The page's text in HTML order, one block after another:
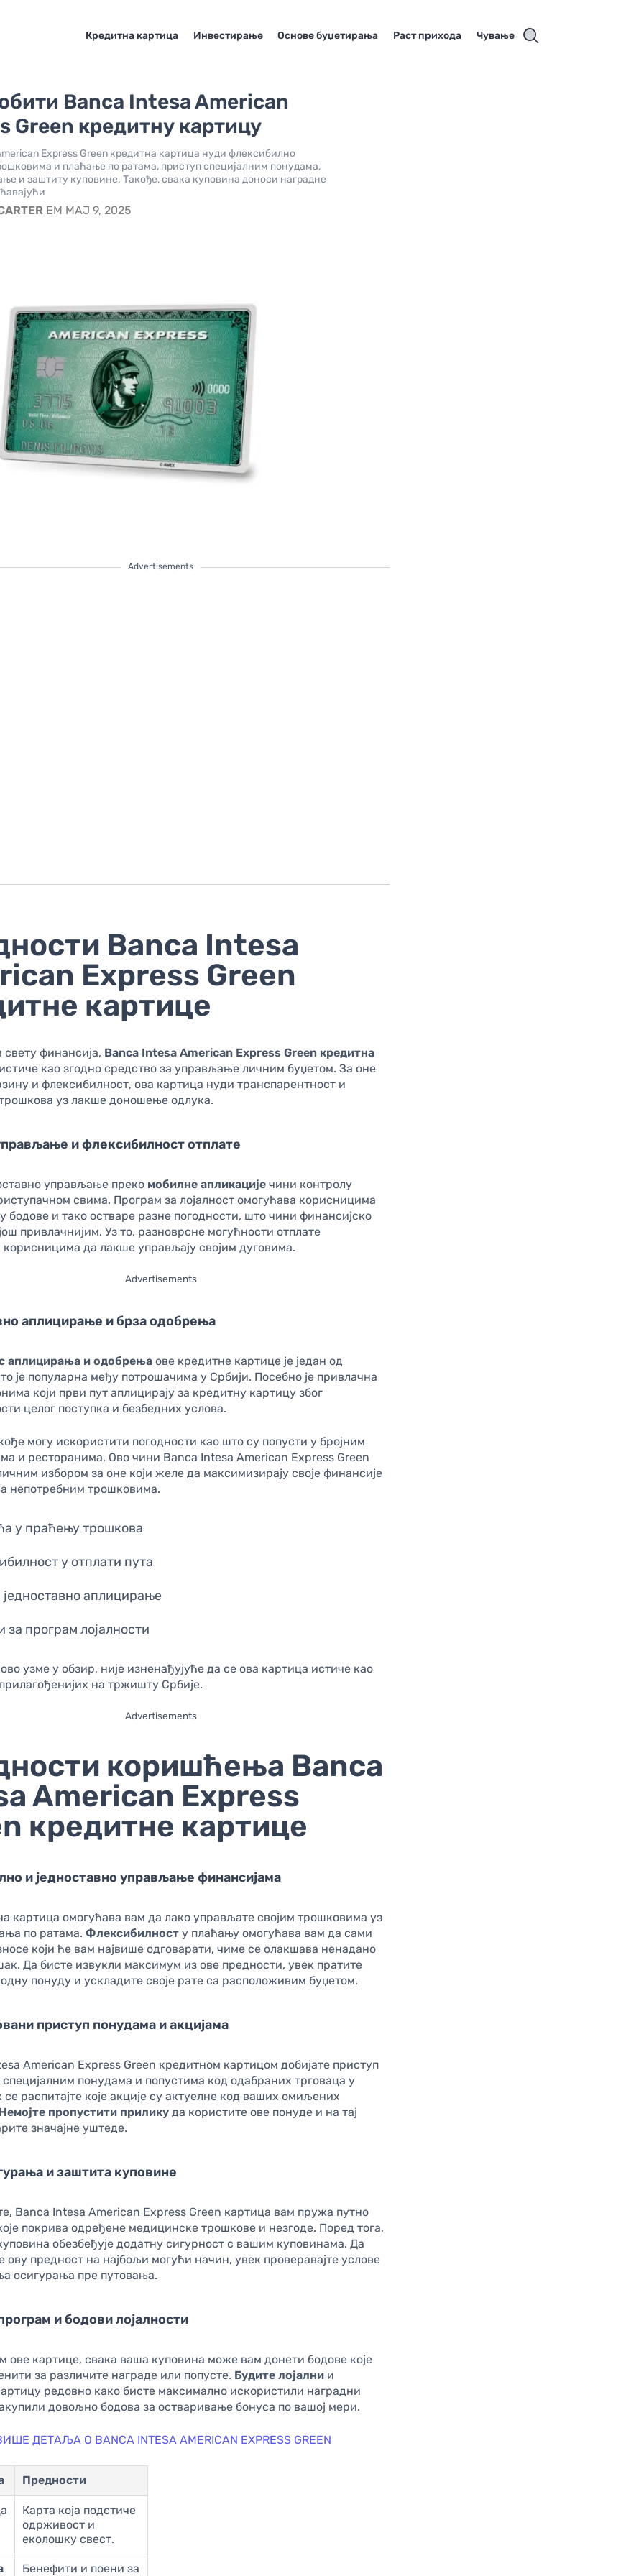
Кредитна картица Инвестирање Основе буџетирања Раст прихода Чување
Banca Intesa American
Green кредитну картицу
Express Green кредитна картица нуди флексибилно
и плаћање по ратама, приступ специјалним понудама,
и заштиту куповине. Такође, свака куповина доноси наградне
EM МАЈ 9, 2025
Advertisements
Banca Intesa
Express Green
картице
финансија, Banca Intesa American Express Green кредитна
као згодно средство за управљање личним буџетом. За оне
и флексибилност, ова картица нуди транспарентност и
уз лакше доношење одлука.
и флексибилност отплате
управљање преко мобилне апликације чини контролу
свима. Програм за лојалност омогућава корисницима
бодове и тако остваре разне погодности, што чини финансијско
привлачнијим. Уз то, разноврсне могућности отплате
корисницима да лакше управљају својим дуговима.
Advertisements
аплицирање и брза одобрења
аплицирања и одобрења ове кредитне картице је један од
је популарна међу потрошачима у Србији. Посебно је привлачна
који први пут аплицирају за кредитну картицу због
целог поступка и безбедних услова.
могу искористити погодности као што су попусти у бројним
и ресторанима. Ово чини Banca Intesa American Express Green
избором за оне који желе да максимизирају своје финансије
непотребним трошковима.
у праћењу трошкова
у отплати пута
једноставно аплицирање
за програм лојалности
узме у обзир, није изненађујуће да се ова картица истиче као
на тржишту Србије.
Advertisements
коришћења Banca
American Express
кредитне картице
и једноставно управљање финансијама
картица омогућава вам да лако управљате својим трошковима уз
по ратама.Флексибилност у плаћању омогућава вам да сами
који ће вам највише одговарати, чиме се олакшава ненадано
Да бисте извукли максимум из ове предности, увек пратите
понуду и ускладите своје рате са расположивим буџетом.
приступ понудама и акцијама
American Express Green кредитном картицом добијате приступ
понудама и попустима код одабраних трговаца у
се распитајте које акције су актуелне код ваших омиљених
пропустити прилику да користите ове понуде и на тај
значајне уштеде.
и заштита куповине
Banca Intesa American Express Green картица вам пружа путно
покрива одређене медицинске трошкове и незгоде. Поред тога,
обезбеђује додатну сигурност с вашим куповинама. Да
ову предност на најбољи могући начин, увек проверавајте услове
осигурања пре путовања.
и бодови лојалности
картице, свака ваша куповина може вам донети бодове које
за различите награде или попусте. Будите лојални и
редовно како бисте максимално искористили наградни
довољно бодова за остваривање бонуса по вашој мери.
ДЕТАЉА О BANCA INTESA AMERICAN EXPRESS GREEN
Предности
Карта која подстиче
одрживост и
еколошку свест.
Бенефити и поени за